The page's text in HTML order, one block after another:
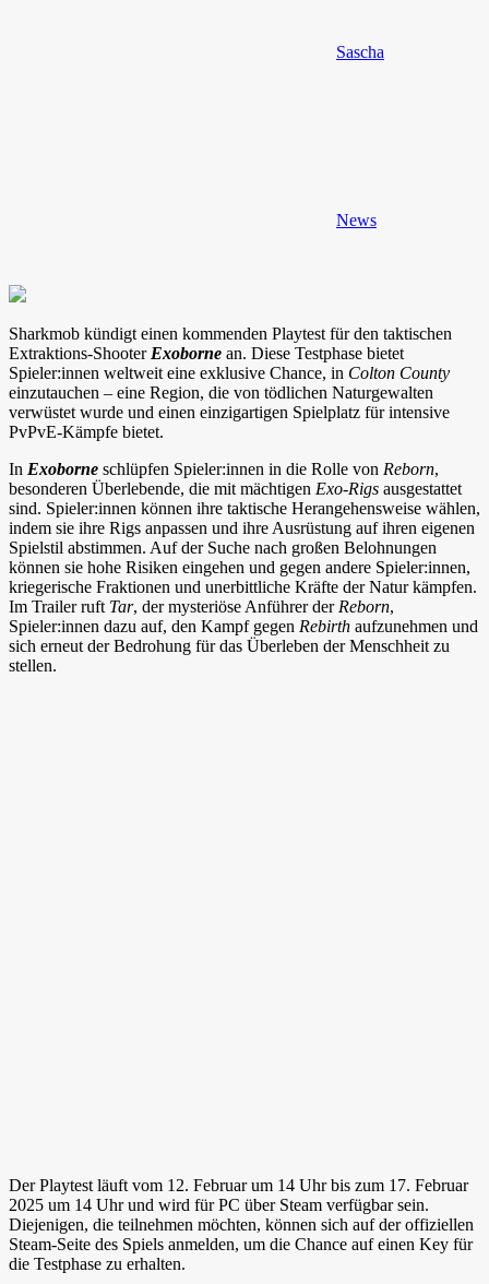
Sascha
News
Sharkmob kündigt einen kommenden Playtest für den taktischen
Extraktions-ShooterExoborne an. Diese Testphase bietet
Spieler:innen weltweit eine exklusive Chance, in Colton County
einzutauchen – eine Region, die von tödlichen Naturgewalten
verwüstet wurde und einen einzigartigen Spielplatz für intensive
PvPvE-Kämpfe bietet.
In Exoborne schlüpfen Spieler:innen in die Rolle von Reborn,
besonderen Überlebende, die mit mächtigen Exo-Rigs ausgestattet
sind. Spieler:innen können ihre taktische Herangehensweise wählen,
indem sie ihre Rigs anpassen und ihre Ausrüstung auf ihren eigenen
Spielstil abstimmen. Auf der Suche nach großen Belohnungen
können sie hohe Risiken eingehen und gegen andere Spieler:innen,
kriegerische Fraktionen und unerbittliche Kräfte der Natur kämpfen.
Im Trailer ruft Tar, der mysteriöse Anführer derReborn,
Spieler:innen dazu auf, den Kampf gegen Rebirth aufzunehmen und
sich erneut der Bedrohung für das Überleben der Menschheit zu
stellen.
Der Playtest läuft vom 12. Februar um 14 Uhr bis zum 17. Februar
2025 um 14 Uhr und wird für PC über Steam verfügbar sein.
Diejenigen, die teilnehmen möchten, können sich auf der offiziellen
Steam-Seite des Spiels anmelden, um die Chance auf einen Key für
die Testphase zu erhalten.